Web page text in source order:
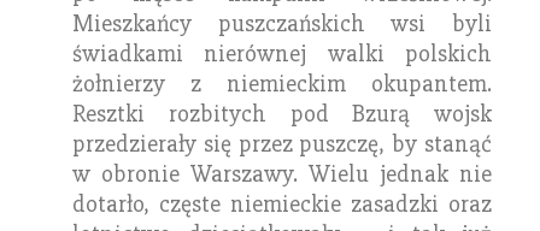
Mieszkańcy puszczańskich wsi byli
świadkami nierównej walki polskich
żołnierzy z niemieckim okupantem.
Resztki rozbitych pod Bzurą wojsk
przedzierały się przez puszczę, by stanąć
w obronie Warszawy. Wielu jednak nie
dotarło, częste niemieckie zasadzki oraz